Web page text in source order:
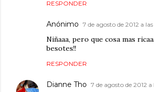
RESPONDER
Anónimo 7 de agosto de 2012 a
Niñaaa, pero que cosa mas
besotes!!
RESPONDER
Dianne Tho 7 de agosto de 2012 a